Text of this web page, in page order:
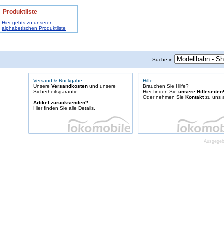
Produktliste
Hier gehts zu unserer
alphabetischen Produktliste
Suche in
Versand & Rückgabe
Unsere Versandkosten und unsere
Sicherheitsgarantie.
Artikel zurücksenden?
Hier finden Sie alle Details.
Hilfe
Brauchen Sie Hilfe?
Hier finden Sie unsere Hilfeseiten!
Oder nehmen Sie Kontaktzu uns